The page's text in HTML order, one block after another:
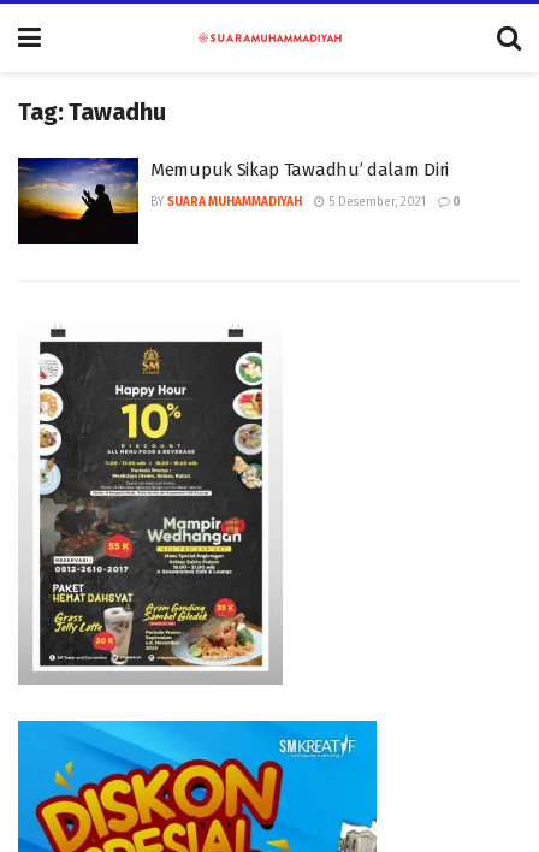
Tag:Tawadhu
Memupuk Sikap Tawadhu’ dalam Diri
BY SUARA MUHAMMADIYAH 5 Desember, 2021 0